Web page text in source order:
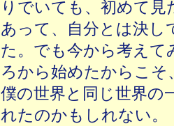
りでいても、初めて
あって、自分とは決し
た。でも今から考え
ろから始めたからこそ
僕の世界と同じ世界の
れたのかもしれない。